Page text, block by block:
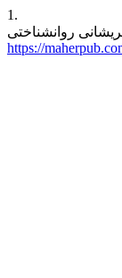
1.
https://